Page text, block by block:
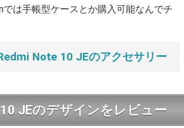
は手帳型ケースとか購入可能なんでチ
Note 10 JEのアクセサリー
JEのデザインをレビュー